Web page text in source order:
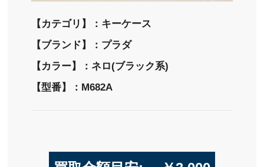
【カテゴリ】：キーケース
【ブランド】：プラダ
【カラー】：ネロ(ブラック系)
【型番】：M682A